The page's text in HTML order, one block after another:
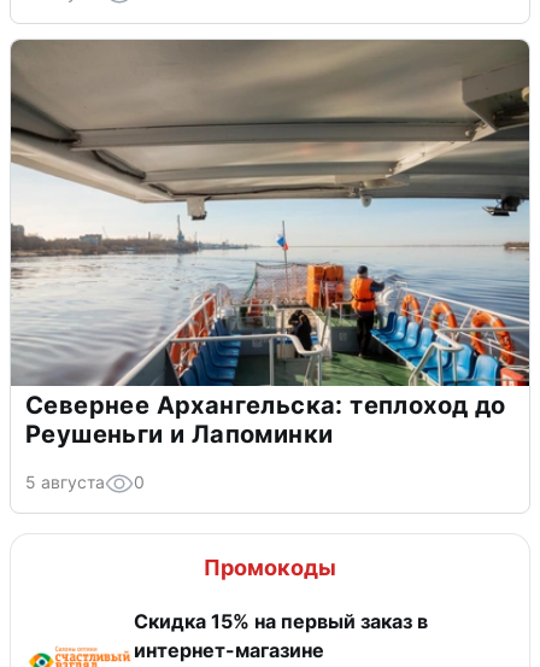
Севернее Архангельска: теплоход до
Реушеньги и Лапоминки
5 августа 0
Промокоды
Скидка 15% на первый заказ в
интернет-магазине